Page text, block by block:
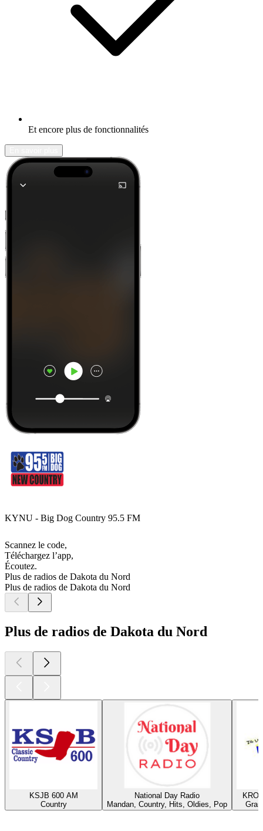
Et encore plus de fonctionnalités
KYNU - Big Dog Country 95.5 FM
Scannez le code,
Téléchargez l’app,
Écoutez.
Plus de radios de Dakota du Nord
Plus de radios de Dakota du Nord
Plus de radios de Dakota du Nord
KSJB 600 AM
Country
National Day Radio
Mandan, Country, Hits, Oldies, Pop